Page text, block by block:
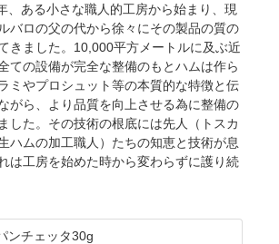
、ある小さな職人的工房から始まり、現
バロの父の代から徐々にその製品の質の
きました。10,000平方メートルに及ぶ近
ての設備が完全な整備のもとハムは作ら
ミやプロシュット等の本質的な特徴と伝
がら、より品質を向上させる為に整備の
した。その技術の根底には先人（トスカ
ハムの加工職人）たちの知恵と技術が息
は工房を始めた時から変わらずに護り続
ンチェッタ30g